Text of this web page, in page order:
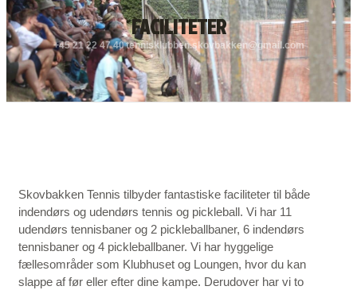
FACILITETER
+45 21 22 47 40tennisklubben.skovbakken@gmail.com
Skovbakken Tennis tilbyder fantastiske faciliteter til både
indendørs og udendørs tennis og pickleball. Vi har 11
udendørs tennisbaner og 2 pickleballbaner, 6 indendørs
tennisbaner og 4 pickleballbaner. Vi har hyggelige
fællesområder som Klubhuset og Loungen, hvor du kan
slappe af før eller efter dine kampe. Derudover har vi to